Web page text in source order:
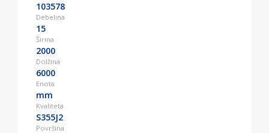
103578
Debelina
15
Širina
2000
Dolžina
6000
Enota
mm
Kvaliteta
S355J2
Površina